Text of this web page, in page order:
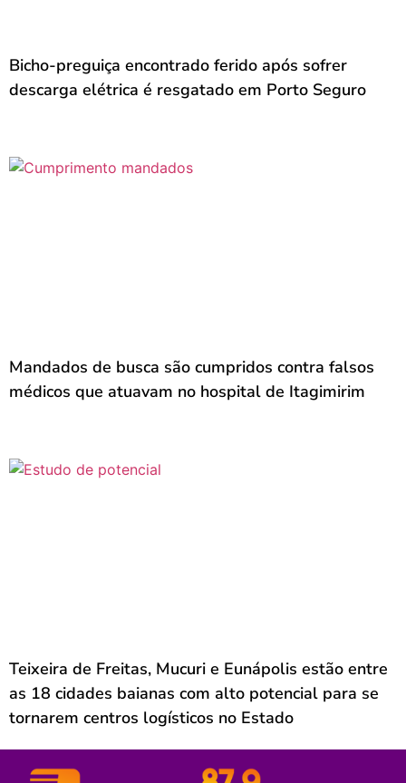
Bicho-preguiça encontrado ferido após sofrer
descarga elétrica é resgatado em Porto Seguro
Mandados de busca são cumpridos contra falsos
médicos que atuavam no hospital de Itagimirim
Teixeira de Freitas, Mucuri e Eunápolis estão entre
as 18 cidades baianas com alto potencial para se
tornarem centros logísticos no Estado